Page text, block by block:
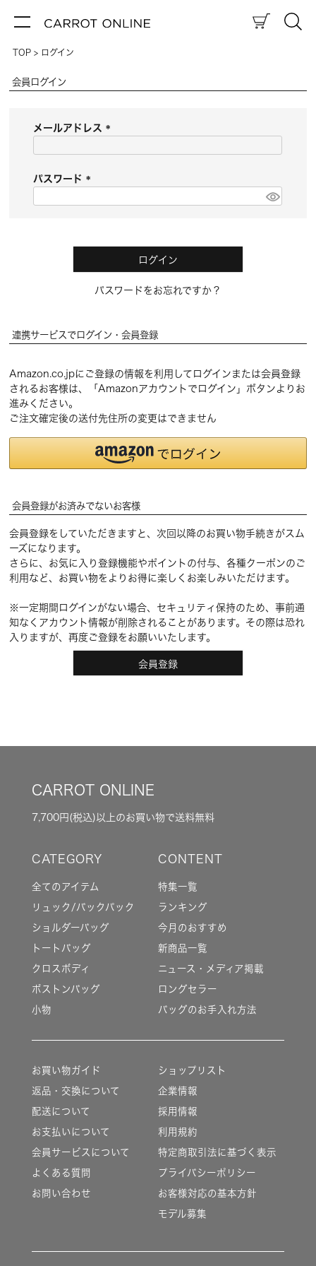
TOP ログイン
会員ログイン
メールアドレス
パスワード
ログイン
パスワードをお忘れですか？
連携サービスでログイン・会員登録
Amazon.co.jpにご登録の情報を利用してログインまたは会員登録
されるお客様は、「Amazonアカウントでログイン」ボタンよりお
進みください。
ご注文確定後の送付先住所の変更はできません
会員登録がお済みでないお客様
会員登録をしていただきますと、次回以降のお買い物手続きがスム
ーズになります。
さらに、お気に入り登録機能やポイントの付与、各種クーポンのご
利用など、お買い物をよりお得に楽しくお楽しみいただけます。
※一定期間ログインがない場合、セキュリティ保持のため、事前通
知なくアカウント情報が削除されることがあります。その際は恐れ
入りますが、再度ご登録をお願いいたします。
会員登録
CARROT ONLINE
7,700円(税込)以上のお買い物で送料無料
全てのアイテム
リュック/バックパック
ショルダーバッグ
トートバッグ
クロスボディ
ボストンバッグ
小物
特集一覧
ランキング
今月のおすすめ
新商品一覧
ニュース・メディア掲載
ロングセラー
バッグのお手入れ方法
お買い物ガイド
返品・交換について
配送について
お支払いについて
会員サービスについて
よくある質問
お問い合わせ
ショップリスト
企業情報
採用情報
利用規約
特定商取引法に基づく表示
プライバシーポリシー
お客様対応の基本方針
モデル募集